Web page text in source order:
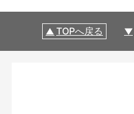
TOPへ戻る